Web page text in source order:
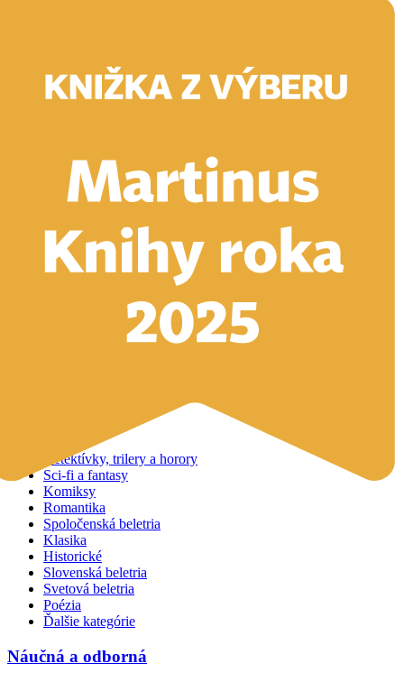
Vyhľadávanie
Vyhľadávanie
Detektívky, trilery a horory
Sci-fi a fantasy
Komiksy
Romantika
Spoločenská beletria
Klasika
Historické
Slovenská beletria
Svetová beletria
Poézia
Ďalšie kategórie
Náučná a odborná